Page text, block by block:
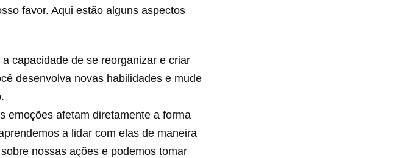
favor. Aqui estão alguns aspectos
capacidade de se reorganizar e criar
desenvolva novas habilidades e mude
emoções afetam diretamente a forma
a lidar com elas de maneira
nossas ações e podemos tomar